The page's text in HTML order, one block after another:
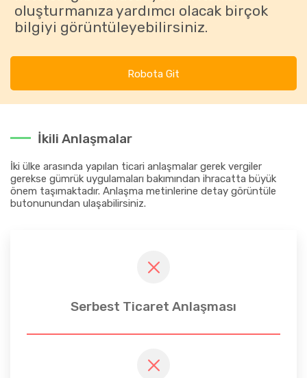
oluşturmanıza yardımcı olacak birçok
bilgiyi görüntüleyebilirsiniz.
Robota Git
İkili Anlaşmalar
İki ülke arasında yapılan ticari anlaşmalar gerek vergiler
gerekse gümrük uygulamaları bakımından ihracatta büyük
önem taşımaktadır. Anlaşma metinlerine detay görüntüle
butonunundan ulaşabilirsiniz.
Serbest Ticaret Anlaşması